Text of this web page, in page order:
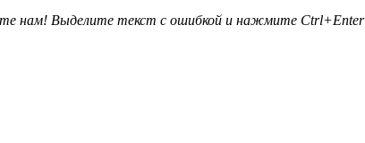
нам! Выделите текст с ошибкой и нажмите Ctrl+Enter